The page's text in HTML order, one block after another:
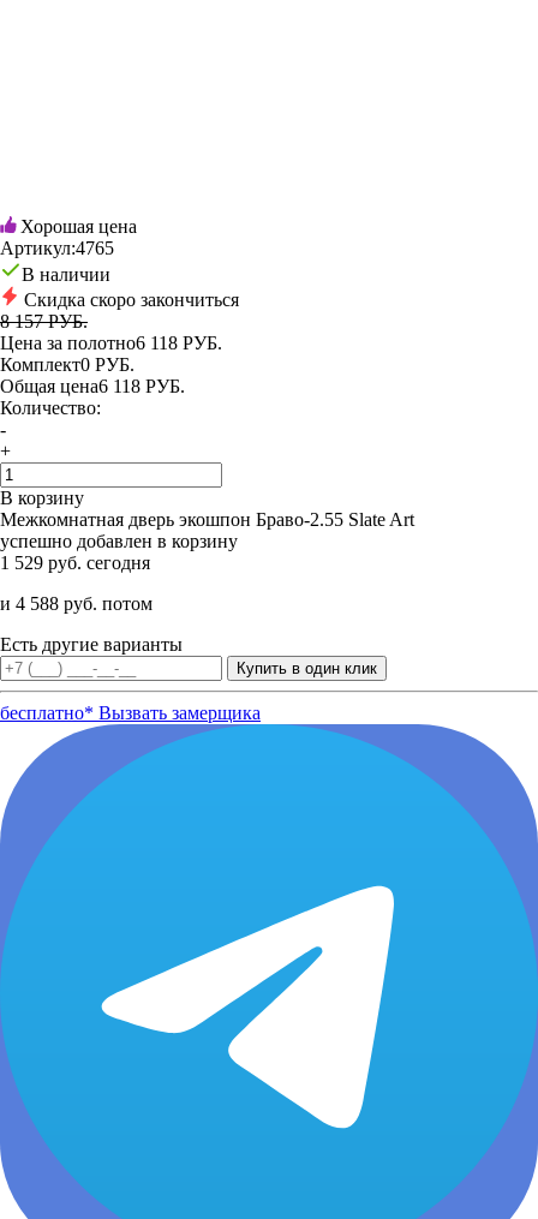
Хорошая цена
Артикул:4765
В наличии
Скидка скоро закончиться
8 157 РУБ.
Цена за полотно6 118 РУБ.
Комплект0 РУБ.
Общая цена6 118 РУБ.
Количество:
-
+
В корзину
Межкомнатная дверь экошпон Браво-2.55 Slate Art
успешно добавлен в корзину
1 529 руб. сегодня
и 4 588 руб. потом
Есть другие варианты
бесплатно* Вызвать замерщика